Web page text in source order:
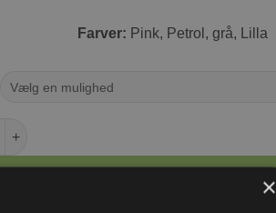
Farver: Pink, Petrol, grå, Lilla
antal
×